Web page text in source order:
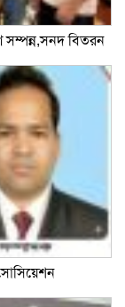
সম্পন্ন,সনদ বিতরন